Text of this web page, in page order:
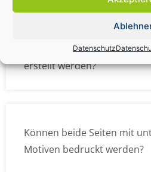
Datenschutz
Wie müssen die
erstellt werden?
Können beide Seiten mit
Motiven bedruckt werden?